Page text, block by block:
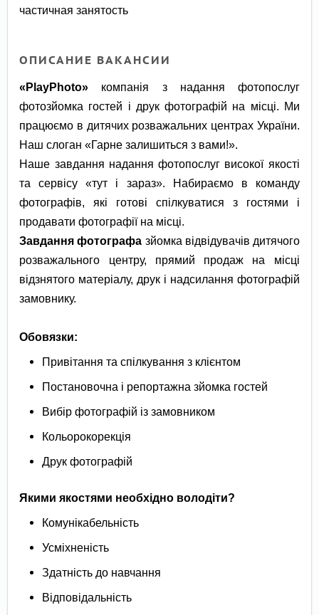
частичная занятость
ОПИСАНИЕ ВАКАНСИИ
«PlayPhoto» компанія з надання фотопослуг
фотозйомка гостей і друк фотографій на місці. Ми
працюємо в дитячих розважальних центрах України.
Наш слоган «Гарне залишиться з вами!».
Наше завдання надання фотопослуг високої якості
та сервісу «тут і зараз». Набираємо в команду
фотографів, які готові спілкуватися з гостями і
продавати фотографії на місці.
Завдання фотографа зйомка відвідувачів дитячого
розважального центру, прямий продаж на місці
відзнятого матеріалу, друк і надсилання фотографій
замовнику.
Обовязки:
Привітання та спілкування з клієнтом
Постановочна і репортажна зйомка гостей
Вибір фотографій із замовником
Кольорокорекція
Друк фотографій
Якими якостями необхідно володіти?
Комунікабельність
Усміхненість
Здатність до навчання
Відповідальність